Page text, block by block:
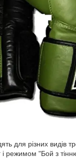
для різних видів
і режимом "Бой з